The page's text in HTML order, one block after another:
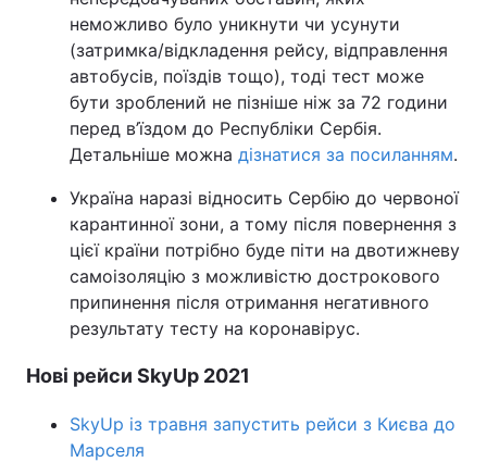
неможливо було уникнути чи усунути
(затримка/відкладення рейсу, відправлення
автобусів, поїздів тощо), тоді тест може
бути зроблений не пізніше ніж за 72 години
перед в’їздом до Республіки Сербія.
Детальніше можна дізнатися за посиланням.
Україна наразі відносить Сербію до червоної
карантинної зони, а тому після повернення з
цієї країни потрібно буде піти на двотижневу
самоізоляцію з можливістю дострокового
припинення після отримання негативного
результату тесту на коронавірус.
Нові рейси SkyUp 2021
SkyUp із травня запустить рейси з Києва до
Марселя